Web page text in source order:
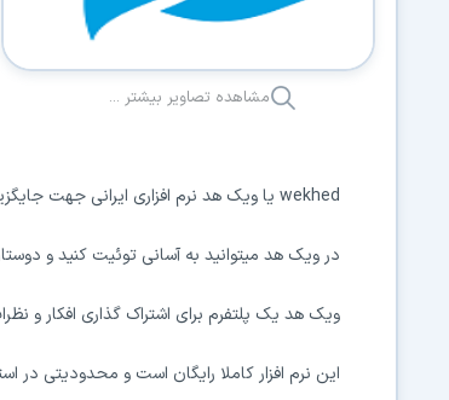
مشاهده تصاویر بیشتر ...
wekhed یا ویک هد نرم افزاری ایرانی جهت جایگزین توئیتر اصلی است
در ویک هد میتوانید به آسانی توئیت کنید و
‏‏ویک هد یک پلتفرم برای اشتراک گذاری افکار و
این نرم افزار کاملا رایگان است و محدودیتی در